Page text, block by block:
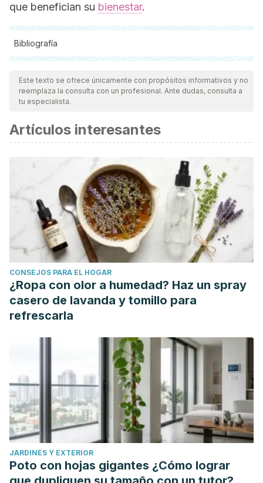
que benefician su bienestar.
Bibliografía
Todas las fuentes citadas fueron revisadas a profundidad por
nuestro equipo, para asegurar su calidad, confiabilidad,
vigencia y validez.La bibliografía de este artículo fue
científica.
Rebelo Quirama, Luz Estela , Pamplona González, Julián
David , González Velásquez, Elsy , Ossa Ramírez, José
Fernando , Los conceptos de bienestar y satisfacción. Una
revisión de tema. Revista Guillermo de Ockham [Internet].
2005;3(1):27-59. Recuperado de:
https://www.redalyc.org/articulo.oa?id=105316842003
Este texto se ofrece únicamente con propósitos informativos y no
reemplaza la consulta con un profesional. Ante dudas, consulta a
tu especialista.
Artículos interesantes
CONSEJOS PARA EL HOGAR
¿Ropa con olor a humedad? Haz un spray
casero de lavanda y tomillo para
refrescarla
JARDINES Y EXTERIOR
Poto con hojas gigantes ¿Cómo lograr